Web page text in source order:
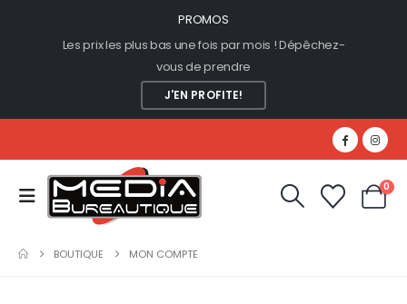
PROMOS
Les prix les plus bas une fois par mois ! Dépêchez-
vous de prendre
J'EN PROFITE!
0
BOUTIQUE MON COMPTE